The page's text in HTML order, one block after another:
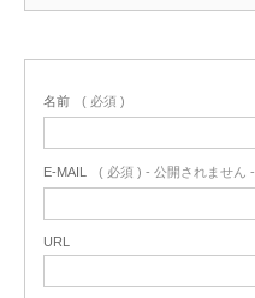
名前 ( 必須 )
E-MAIL ( 必須 ) - 公開されません -
URL